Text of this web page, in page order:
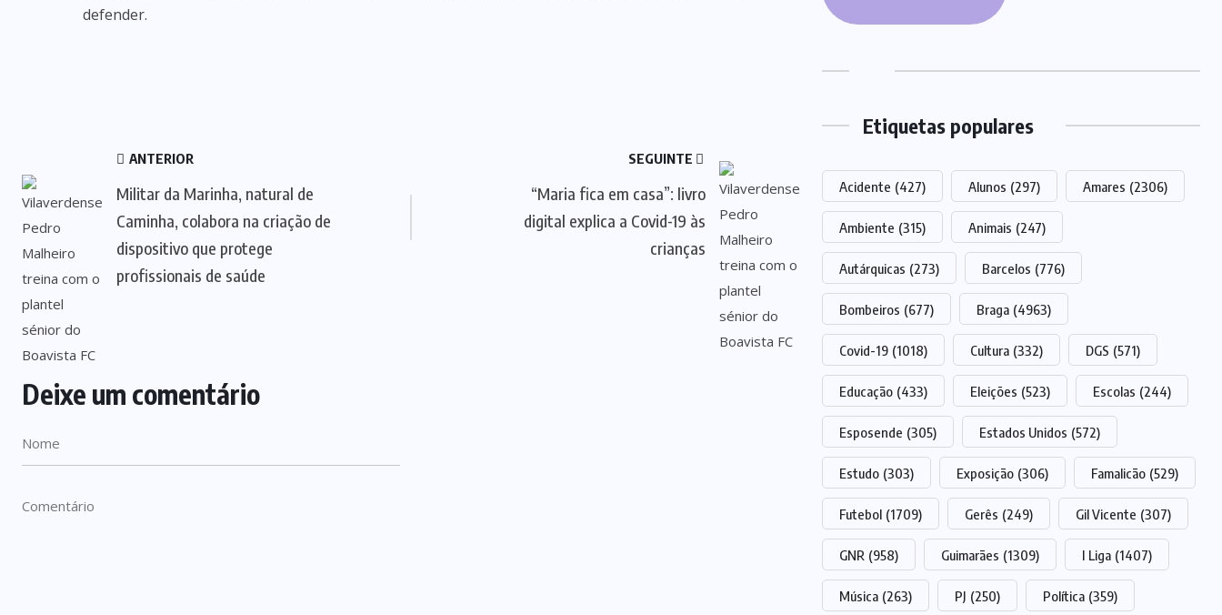
defender.
ANTERIOR
Militar da Marinha, natural de
Caminha, colabora na criação de
dispositivo que protege
profissionais de saúde
SEGUINTE
“Maria fica em casa”: livro
digital explica a Covid-19 às
crianças
Deixe um comentário
Etiquetas populares
Acidente (427) Alunos (297) Amares (2306)
Ambiente (315) Animais (247)
Autárquicas (273) Barcelos (776)
Bombeiros (677) Braga (4963)
Covid-19 (1018) Cultura (332) DGS (571)
Educação (433) Eleições (523) Escolas (244)
Esposende (305) Estados Unidos (572)
Estudo (303) Exposição (306) Famalicão (529)
Futebol (1709) Gerês (249) Gil Vicente (307)
GNR (958) Guimarães (1309) I Liga (1407)
Música (263) PJ (250) Política (359)